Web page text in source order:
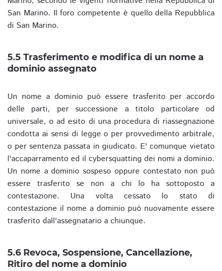
San Marino. Il foro competente è quello della Repubblica
di San Marino.
5.5 Trasferimento e modifica di un nome a
dominio assegnato
Un nome a dominio può essere trasferito per accordo
delle parti, per successione a titolo particolare od
universale, o ad esito di una procedura di riassegnazione
condotta ai sensi di legge o per provvedimento arbitrale,
o per sentenza passata in giudicato. E' comunque vietato
l'accaparramento ed il cybersquatting dei nomi a dominio.
Un nome a dominio sospeso oppure contestato non può
essere trasferito se non a chi lo ha sottoposto a
contestazione. Una volta cessato lo stato di
contestazione il nome a dominio può nuovamente essere
trasferito dall'assegnatario a chiunque.
5.6 Revoca, Sospensione, Cancellazione,
Ritiro del nome a dominio